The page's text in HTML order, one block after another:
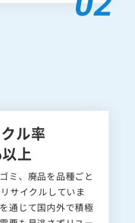
ル率
上
ミ、廃品を品種ごと
サイクルしていま
通じて国内外で積極